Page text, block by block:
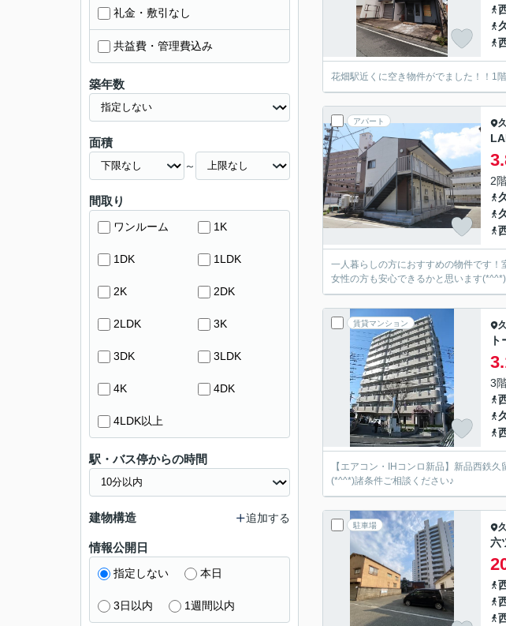
花畑駅近くに空き物件がでました！！1
アパート
2
一人暮らしの方におすすめの物件です
女性の方も安心できるかと思います(*^^*)
賃貸マンション
3
【エアコン・IHコンロ新品】新品西鉄
(*^^*)諸条件ご相談ください♪
駐車場
六
礼金・敷引なし
共益費・管理費込み
築年数
面積
～
間取り
ワンルーム 1K
1DK 1LDK
2K 2DK
2LDK 3K
3DK 3LDK
4K 4DK
4LDK以上
駅・バス停からの時間
建物構造 追加する
情報公開日
指定しない 本日
3日以内 1週間以内